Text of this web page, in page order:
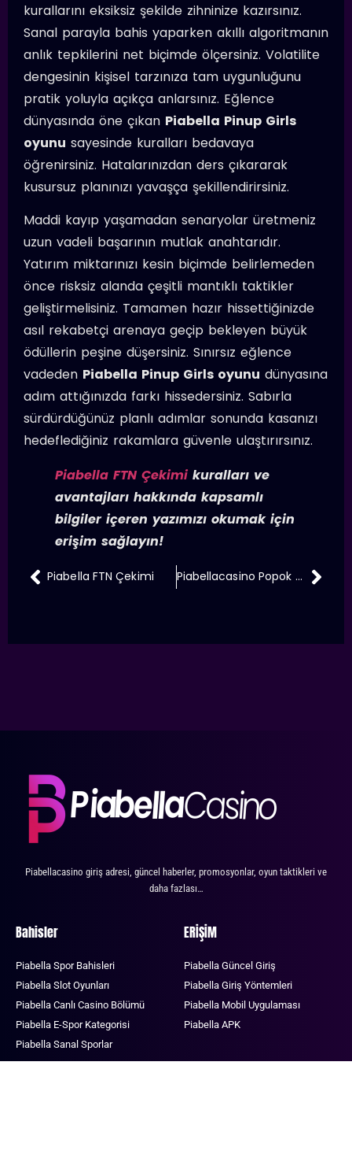
kurallarını eksiksiz şekilde zihninize kazırsınız.
Sanal parayla bahis yaparken akıllı algoritmanın
anlık tepkilerini net biçimde ölçersiniz. Volatilite
dengesinin kişisel tarzınıza tam uygunluğunu
pratik yoluyla açıkça anlarsınız. Eğlence
dünyasında öne çıkan Piabella Pinup Girls
oyunu sayesinde kuralları bedavaya
öğrenirsiniz. Hatalarınızdan ders çıkararak
kusursuz planınızı yavaşça şekillendirirsiniz.
Maddi kayıp yaşamadan senaryolar üretmeniz
uzun vadeli başarının mutlak anahtarıdır.
Yatırım miktarınızı kesin biçimde belirlemeden
önce risksiz alanda çeşitli mantıklı taktikler
geliştirmelisiniz. Tamamen hazır hissettiğinizde
asıl rekabetçi arenaya geçip bekleyen büyük
ödüllerin peşine düşersiniz. Sınırsız eğlence
vadeden Piabella Pinup Girls oyunu dünyasına
adım attığınızda farkı hissedersiniz. Sabırla
sürdürdüğünüz planlı adımlar sonunda kasanızı
hedeflediğiniz rakamlara güvenle ulaştırırsınız.
Piabella FTN Çekimikuralları ve
avantajları hakkında kapsamlı
bilgiler içeren yazımızı okumak için
erişim sağlayın!
Piabella FTN Çekimi Piabellacasino Popok Sağlayıcısı
Piabellacasino giriş adresi, güncel haberler, promosyonlar, oyun taktikleri ve
daha fazlası…
Bahisler
Piabella Spor Bahisleri
Piabella Slot Oyunları
Piabella Canlı Casino Bölümü
Piabella E-Spor Kategorisi
Piabella Sanal Sporlar
ERİŞİM
Piabella Güncel Giriş
Piabella Giriş Yöntemleri
Piabella Mobil Uygulaması
Piabella APK